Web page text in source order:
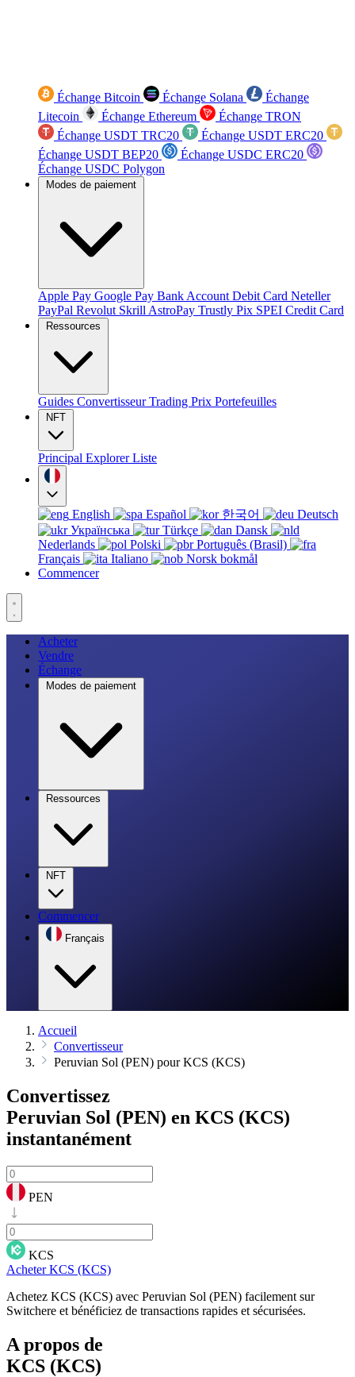
Échange Bitcoin Échange Solana
Échange
Litecoin
Échange Ethereum
Échange TRON
Échange USDT TRC20
Échange USDT ERC20
Échange USDT BEP20
Échange USDC ERC20
Échange USDC Polygon
Modes de paiement
Apple Pay Google Pay Bank Account Debit Card Neteller
PayPal Revolut Skrill AstroPay Trustly Pix SPEI Credit Card
Ressources
Guides ConvertisseurTrading Prix Portefeuilles
NFT
Principal ExplorerListe
English Español 한국어
Deutsch
Українська
Türkçe
Dansk
Nederlands
Polski
Português (Brasil)
Français
Italiano
Norsk bokmål
Commencer
Acheter
Vendre
Échange
Modes de paiement
Ressources
NFT
Commencer
Français
Accueil
Convertisseur
Peruvian Sol (PEN) pour KCS (KCS)
Convertissez
Peruvian Sol (PEN) en KCS (KCS)
instantanément
PEN
KCS
Acheter KCS (KCS)
Achetez KCS (KCS) avec Peruvian Sol (PEN) facilement sur
Switchere et bénéficiez de transactions rapides et sécurisées.
A propos de
KCS (KCS)